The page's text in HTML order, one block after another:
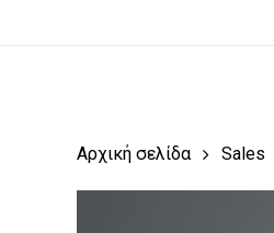
Αρχική σελίδα Sales